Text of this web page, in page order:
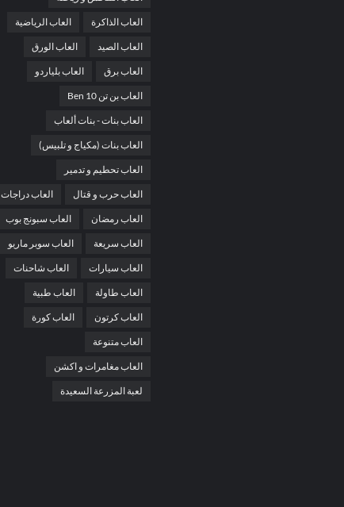
العاب الذاكرة العاب الرياضية
العاب الصيد العاب الورق
العاب برق العاب بلياردو
العاب بن تن Ben 10
العاب بنات - بنات ألعاب
العاب بنات (مكياج و تلبيس)
العاب تحطيم و تدمير
العاب حرب و قتال العاب دراجات
العاب رمضان العاب سبونج بوب
العاب سريعة العاب سوبر ماريو
العاب سيارات العاب شاحنات
العاب طاولة العاب طبية
العاب كرتون العاب كورة
العاب متنوعة
العاب مغامرات و اكشن
لعبة المزرعة السعيدة